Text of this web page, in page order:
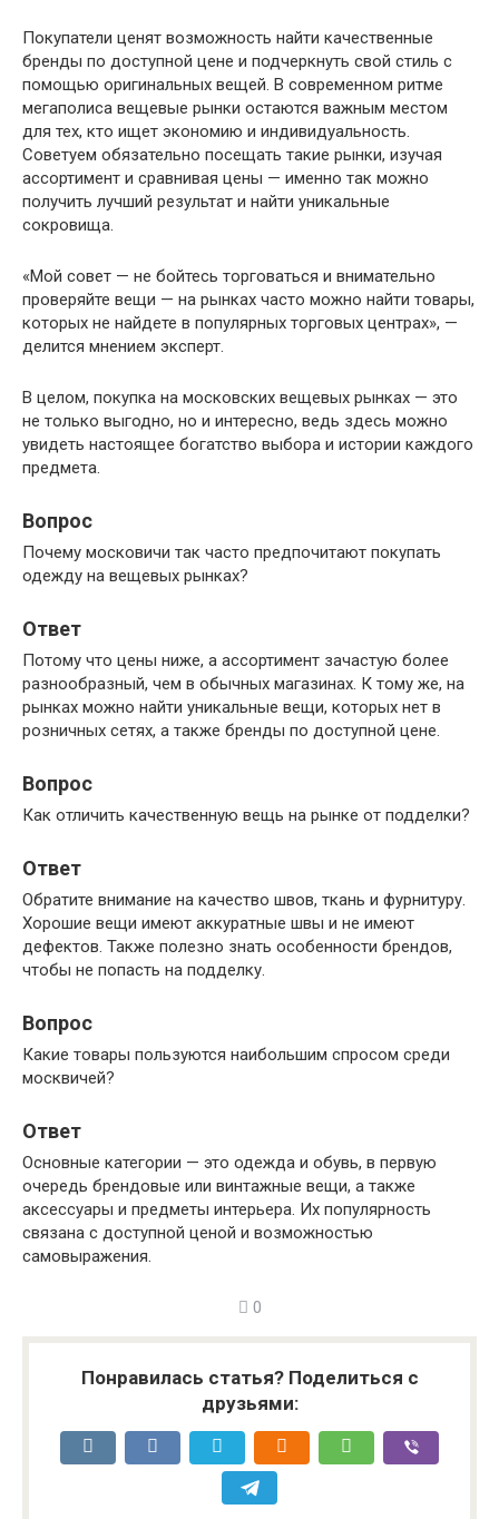
Покупатели ценят возможность найти качественные
бренды по доступной цене и подчеркнуть свой стиль с
помощью оригинальных вещей. В современном ритме
мегаполиса вещевые рынки остаются важным местом
для тех, кто ищет экономию и индивидуальность.
Советуем обязательно посещать такие рынки, изучая
ассортимент и сравнивая цены — именно так можно
получить лучший результат и найти уникальные
сокровища.
«Мой совет — не бойтесь торговаться и внимательно
проверяйте вещи — на рынках часто можно найти товары,
которых не найдете в популярных торговых центрах», —
делится мнением эксперт.
В целом, покупка на московских вещевых рынках — это
не только выгодно, но и интересно, ведь здесь можно
увидеть настоящее богатство выбора и истории каждого
предмета.
Вопрос
Почему московичи так часто предпочитают покупать
одежду на вещевых рынках?
Ответ
Потому что цены ниже, а ассортимент зачастую более
разнообразный, чем в обычных магазинах. К тому же, на
рынках можно найти уникальные вещи, которых нет в
розничных сетях, а также бренды по доступной цене.
Вопрос
Как отличить качественную вещь на рынке от подделки?
Ответ
Обратите внимание на качество швов, ткань и фурнитуру.
Хорошие вещи имеют аккуратные швы и не имеют
дефектов. Также полезно знать особенности брендов,
чтобы не попасть на подделку.
Вопрос
Какие товары пользуются наибольшим спросом среди
москвичей?
Ответ
Основные категории — это одежда и обувь, в первую
очередь брендовые или винтажные вещи, а также
аксессуары и предметы интерьера. Их популярность
связана с доступной ценой и возможностью
самовыражения.
0
Понравилась статья? Поделиться с
друзьями: